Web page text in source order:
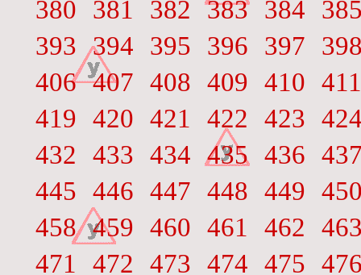
380
381 382 383 384
393 394 395 396 397
406 407 408 409 410 411
419 420 421 422 423
432
433 434 435 436
445 446 447 448 449
458 459 460 461 462
471
472 473 474 475